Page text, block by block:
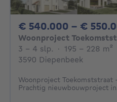
€ 540.000 - €
Woonproject
3 - 4 Slaapkamers
3 - 4 slp. · 195 - 228 m²
3590 Diepenbeek
Woonproject Toekomststraat
Prachtig nieuwbouwproject